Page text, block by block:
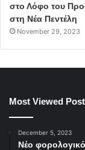
στο Λόφο του
στη Νέα Πεντέλη
November 29, 2023
Most Viewed
December 5, 2023
Νέο